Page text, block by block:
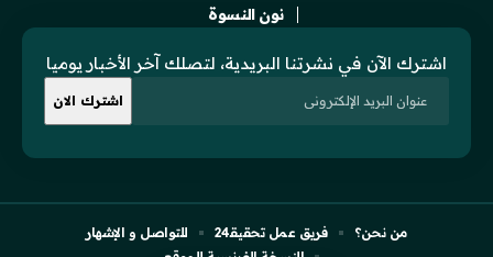
نون النسوة
اشترك الآن في نشرتنا البريدية، لتصلك آخر الأخبار يوميا
من نحن؟ فريق عمل تحقيقـ24
للتواصل و الإشهار